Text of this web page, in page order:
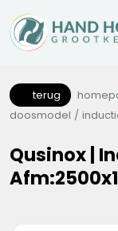
terug
doosmodel
Qusinox |